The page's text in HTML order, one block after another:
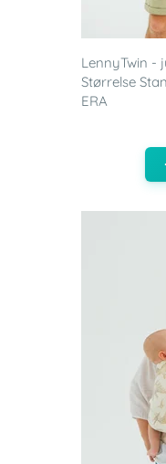
LennyTwin -
Størrelse
ERA